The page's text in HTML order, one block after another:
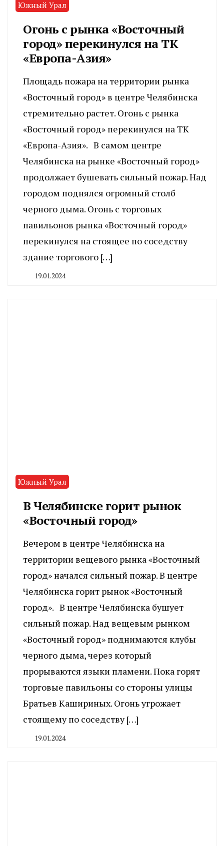
Южный Урал
Огонь с рынка «Восточный
город» перекинулся на ТК
«Европа-Азия»
Площадь пожара на территории рынка
«Восточный город» в центре Челябинска
стремительно растет. Огонь с рынка
«Восточный город» перекинулся на ТК
«Европа-Азия». В самом центре
Челябинска на рынке «Восточный город»
продолжает бушевать сильный пожар. Над
городом поднялся огромный столб
черного дыма. Огонь с торговых
павильонов рынка «Восточный город»
перекинулся на стоящее по соседству
здание торгового […]
19.01.2024
Южный Урал
В Челябинске горит рынок
«Восточный город»
Вечером в центре Челябинска на
территории вещевого рынка «Восточный
город» начался сильный пожар. В центре
Челябинска горит рынок «Восточный
город». В центре Челябинска бушует
сильный пожар. Над вещевым рынком
«Восточный город» поднимаются клубы
черного дыма, через который
прорываются языки пламени. Пока горят
торговые павильоны со стороны улицы
Братьев Кашириных. Огонь угрожает
стоящему по соседству […]
19.01.2024